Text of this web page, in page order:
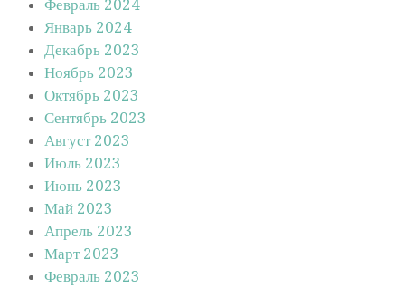
Февраль 2024
Январь 2024
Декабрь 2023
Ноябрь 2023
Октябрь 2023
Сентябрь 2023
Август 2023
Июль 2023
Июнь 2023
Май 2023
Апрель 2023
Март 2023
Февраль 2023